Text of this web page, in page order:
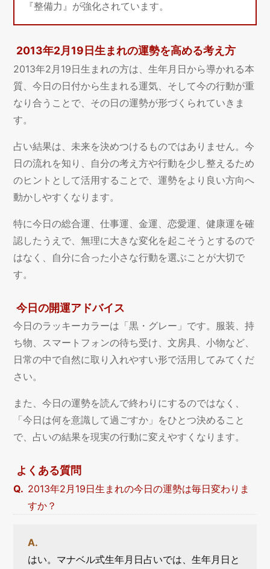
『整備力』が強化されています。
2013年2月19日生まれの運勢を高める考え方
2013年2月19日生まれの方は、生年月日から導かれる本
質、今日の日付から生まれる運気、そして今の行動が重
なり合うことで、その日の運勢が形づくられていきま
す。
占い結果は、未来を決めつけるものではありません。今
日の流れを知り、自分の考え方や行動を少し整えるため
のヒントとして活用することで、運勢をより良い方向へ
動かしやすくなります。
特に今日の総合運、仕事運、金運、恋愛運、健康運を確
認したうえで、無理に大きな変化を起こそうとするので
はなく、自分に合った小さな行動を選ぶことが大切で
す。
今日の開運アドバイス
今日のラッキーカラーは「黒・グレー」です。服装、持
ち物、スマートフォンの待ち受け、文房具、小物など、
日常の中で自然に取り入れやすい形で活用してみてくだ
さい。
また、今日の運勢を読んで終わりにするのではなく、
「今日は何を意識して過ごすか」をひとつ決めること
で、占いの結果を現実の行動に変えやすくなります。
よくある質問
2013年2月19日生まれの今日の運勢は毎日変わりま
すか？
はい。マナベル式生年月日占いでは、生年月日と